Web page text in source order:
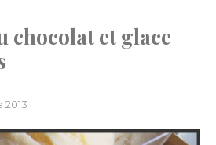
chocolat et glace